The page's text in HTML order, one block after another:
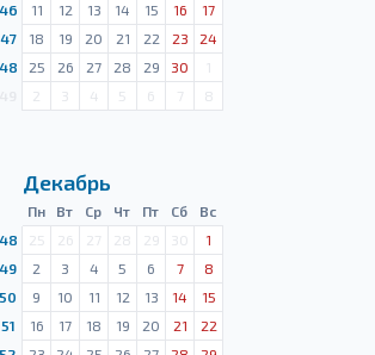
46
11 12 13 14 15 16
17
47
18 19 20 21 22 23
24
48
25 26 27 28 29 30
1
2 3 4 5 6 7 8
Декабрь
Пн Вт Ср Чт Пт Сб
Вс
48
25 26 27 28 29 30
1
49
2 3 4 5 6 7
8
50
9 10 11 12 13 14
15
51
16 17 18 19 20 21
22